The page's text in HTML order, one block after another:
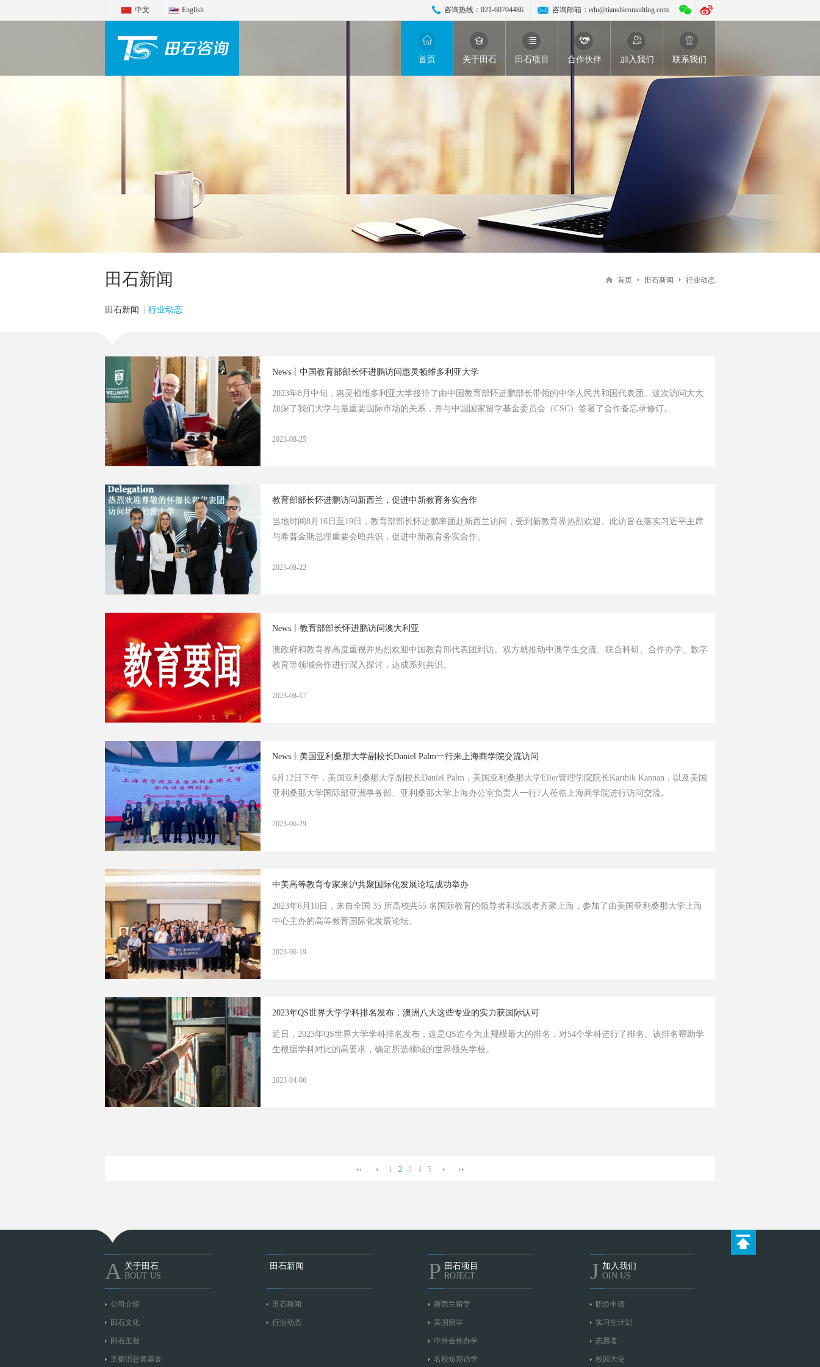
中文 English 咨询热线： 021-60704486 咨询邮箱： edu@tianshiconsulting.com
首页 关于田石 田石项目 合作伙伴 加入我们 联系我们
田石新闻 首页 田石新闻 行业动态
田石新闻 行业动态
News丨中国教育部部长怀进鹏访问惠灵顿维多利亚大学
2023年8月中旬，惠灵顿维多利亚大学接待了由中国教育部怀进鹏部长带领的中华人民共和国代表团。这次访问大大
加深了我们大学与最重要国际市场的关系，并与中国国家留学基金委员会（CSC）签署了合作备忘录修订。
2023-08-25
教育部部长怀进鹏访问新西兰，促进中新教育务实合作
当地时间8月16日至19日，教育部部长怀进鹏率团赴新西兰访问，受到新教育界热烈欢迎。此访旨在落实习近平主席
与希普金斯总理重要会晤共识，促进中新教育务实合作。
2023-08-22
News丨教育部部长怀进鹏访问澳大利亚
澳政府和教育界高度重视并热烈欢迎中国教育部代表团到访。双方就推动中澳学生交流、联合科研、合作办学、数字
教育等领域合作进行深入探讨，达成系列共识。
2023-08-17
News丨美国亚利桑那大学副校长Daniel Palm一行来上海商学院交流访问
6月12日下午，美国亚利桑那大学副校长Daniel Palm，美国亚利桑那大学Eller管理学院院长Karthik Kannan，以及美国
亚利桑那大学国际部亚洲事务部、亚利桑那大学上海办公室负责人一行7人莅临上海商学院进行访问交流。
2023-06-29
中美高等教育专家来沪共聚国际化发展论坛成功举办
2023年6月10日，来自全国 35 所高校共55 名国际教育的领导者和实践者齐聚上海，参加了由美国亚利桑那大学上海
中心主办的高等教育国际化发展论坛。
2023-06-19
2023年QS世界大学学科排名发布，澳洲八大这些专业的实力获国际认可
近日，2023年QS世界大学学科排名发布，这是QS迄今为止规模最大的排名，对54个学科进行了排名。该排名帮助学
生根据学科对比的高要求，确定所选领域的世界领先学校。
2023-04-06
1 2 3 4 5
A 关于田石
BOUT US
公司介绍
田石文化
田石主创
王振滔慈善基金
田石新闻
田石新闻
行业动态
P 田石项目
ROJECT
新西兰留学
美国留学
中外合作办学
名校短期访学
J 加入我们
OIN US
职位申请
实习生计划
志愿者
校园大使